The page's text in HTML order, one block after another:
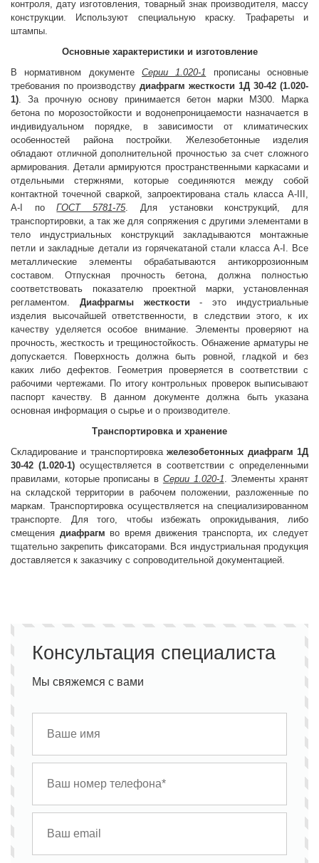
контроля, дату изготовления, товарный знак производителя, массу
конструкции. Используют специальную краску. Трафареты и
штампы.
Основные характеристики и изготовление
В нормативном документе Серии 1.020-1 прописаны основные
требования по производству диафрагм жесткости 1Д 30-42 (1.020-
1). За прочную основу принимается бетон марки М300. Марка
бетона по морозостойкости и водонепроницаемости назначается в
индивидуальном порядке, в зависимости от климатических
особенностей района постройки. Железобетонные изделия
обладают отличной дополнительной прочностью за счет сложного
армирования. Детали армируются пространственными каркасами и
отдельными стержнями, которые соединяются между собой
контактной точечной сваркой, запроектирована сталь класса A-III,
A-I поГОСТ 5781-75. Для установки конструкций, для
транспортировки, а так же для сопряжения с другими элементами в
тело индустриальных конструкций закладываются монтажные
петли и закладные детали из горячекатаной стали класса A-I. Все
металлические элементы обрабатываются антикоррозионным
составом. Отпускная прочность бетона, должна полностью
соответствовать показателю проектной марки, установленная
регламентом. Диафрагмы жесткости - это индустриальные
изделия высочайшей ответственности, в следствии этого, к их
качеству уделяется особое внимание. Элементы проверяют на
прочность, жесткость и трещиностойкость. Обнажение арматуры не
допускается. Поверхность должна быть ровной, гладкой и без
каких либо дефектов. Геометрия проверяется в соответствии с
рабочими чертежами. По итогу контрольных проверок выписывают
паспорт качеству. В данном документе должна быть указана
основная информация о сырье и о производителе.
Транспортировка и хранение
Складирование и транспортировкажелезобетонных диафрагм 1Д
30-42 (1.020-1) осуществляется в соответствии с определенными
правилами, которые прописаны в Серии 1.020-1. Элементы хранят
на складской территории в рабочем положении, разложенные по
маркам. Транспортировка осуществляется на специализированном
транспорте. Для того, чтобы избежать опрокидывания, либо
смещения диафрагм во время движения транспорта, их следует
тщательно закрепить фиксаторами. Вся индустриальная продукция
доставляется к заказчику с сопроводительной документацией.
Консультация специалиста
Мы свяжемся с вами